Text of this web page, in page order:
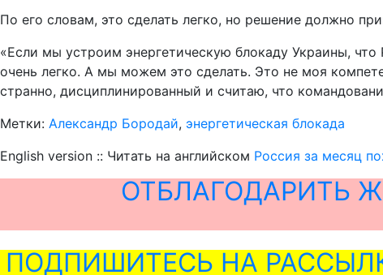
По его словам, это сделать легко, но решение должно
«Если мы устроим энергетическую блокаду Украины, что
очень легко. А мы можем это сделать. Это не моя
странно, дисциплинированный и считаю, что
Метки: Александр Бородай, энергетическая блокада
English version :: Читать на английском Россия за месяц
ОТБЛАГОДАРИТЬ
ПОДПИШИТЕСЬ НА